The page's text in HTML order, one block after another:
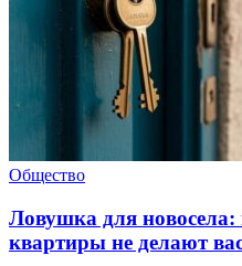
Общество
Ловушка для
квартиры не делают